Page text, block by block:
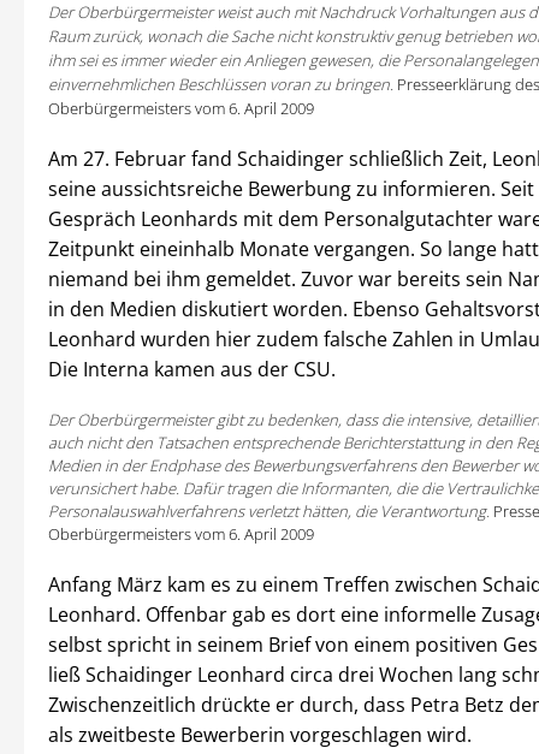
Der Oberbürgermeister weist auch mit Nachdruck Vorhaltungen aus
Raum zurück, wonach die Sache nicht konstruktiv genug betrieben
ihm sei es immer wieder ein Anliegen gewesen, die
einvernehmlichen Beschlüssen voran zu bringen. Presseerklärung des
Oberbürgermeisters vom 6. April 2009
Am 27. Februar fand Schaidinger schließlich Zeit,
seine aussichtsreiche Bewerbung zu informieren.
Gespräch Leonhards mit dem Personalgutachter
Zeitpunkt eineinhalb Monate vergangen. So lange
niemand bei ihm gemeldet. Zuvor war bereits sein
in den Medien diskutiert worden. Ebenso
Leonhard wurden hier zudem falsche Zahlen in
Die Interna kamen aus der CSU.
Der Oberbürgermeister gibt zu bedenken, dass die intensive,
auch nicht den Tatsachen entsprechende Berichterstattung in den
Medien in der Endphase des Bewerbungsverfahrens den Bewerber
verunsichert habe. Dafür tragen die Informanten, die die
Personalauswahlverfahrens verletzt hätten, die Verantwortung.
Oberbürgermeisters vom 6. April 2009
Anfang März kam es zu einem Treffen zwischen
Leonhard. Offenbar gab es dort eine informelle
selbst spricht in seinem Brief von einem positiven
ließ Schaidinger Leonhard circa drei Wochen lang
Zwischenzeitlich drückte er durch, dass Petra Betz
als zweitbeste Bewerberin vorgeschlagen wird.